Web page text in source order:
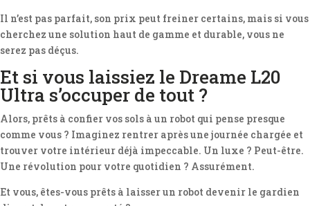
Il n’est pas parfait, son prix peut freiner certains, mais si vous
cherchez une solution haut de gamme et durable, vous ne
serez pas déçus.
Et si vous laissiez le Dreame L20
Ultra s’occuper de tout ?
Alors, prêts à confier vos sols à un robot qui pense presque
comme vous ? Imaginez rentrer après une journée chargée et
trouver votre intérieur déjà impeccable. Un luxe ? Peut-être.
Une révolution pour votre quotidien ? Assurément.
Et vous, êtes-vous prêts à laisser un robot devenir le gardien